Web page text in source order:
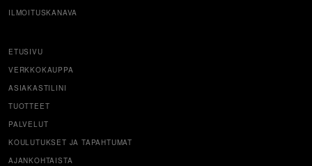
ILMOITUSKANAVA
ETUSIVU
VERKKOKAUPPA
ASIAKASTILINI
TUOTTEET
PALVELUT
KOULUTUKSET JA TAPAHTUMAT
AJANKOHTAISTA